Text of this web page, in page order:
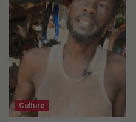
Culture